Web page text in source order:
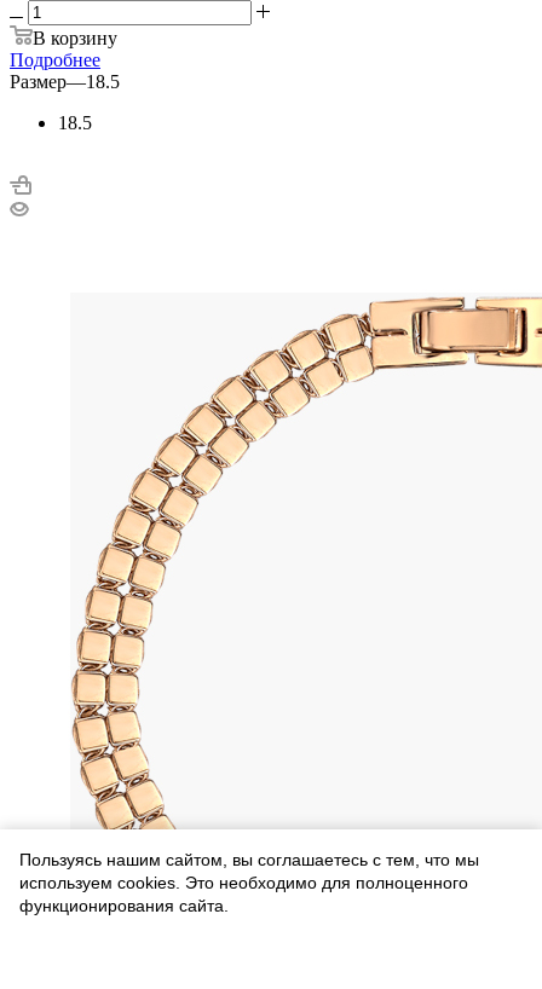
В корзину
Подробнее
Размер—18.5
18.5
Пользуясь нашим сайтом, вы соглашаетесь с тем, что мы
используем cookies. Это необходимо для полноценного
функционирования сайта.